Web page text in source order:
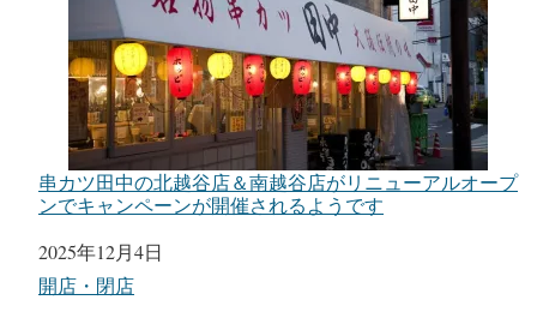
串カツ田中の北越谷店＆南越谷店がリニューアルオープ
ンでキャンペーンが開催されるようです
日付
2025年12月4日
関連理由
開店・閉店